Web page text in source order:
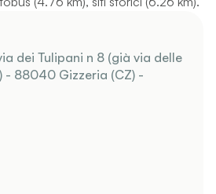
dei Tulipani n 8 (già via delle
- 88040 Gizzeria (CZ) -